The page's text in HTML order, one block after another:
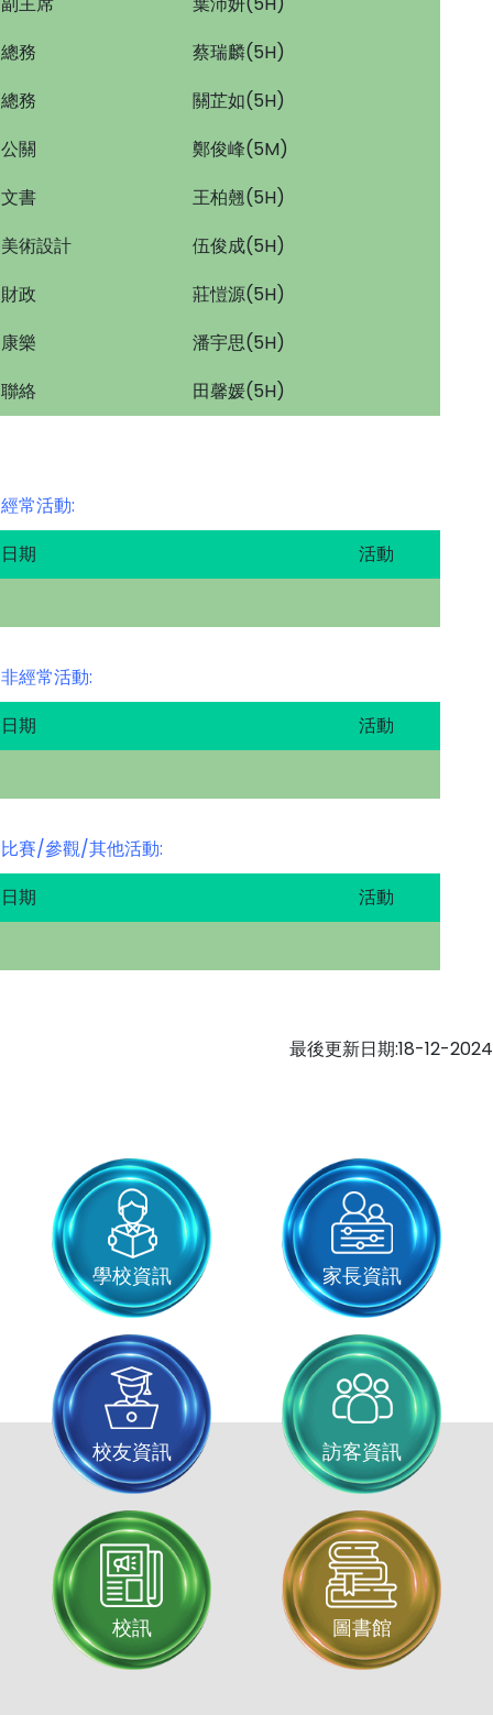
總務
蔡瑞麟(5H)
總務
關芷如(5H)
公關
鄭俊峰(5M)
文書
王柏翹(5H)
美術設計
伍俊成(5H)
財政
莊愷源(5H)
康樂
潘宇思(5H)
聯絡
田馨媛(5H)
經常活動:
日期
活動
非經常活動:
日期
活動
比賽/參觀/其他活動:
日期
活動
最後更新日期:18-12-2024
學校資訊 家長資訊
校友資訊 訪客資訊
校訊 圖書館